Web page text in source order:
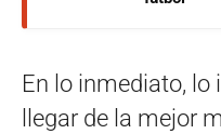
En lo inmediato,
llegar de la mejor